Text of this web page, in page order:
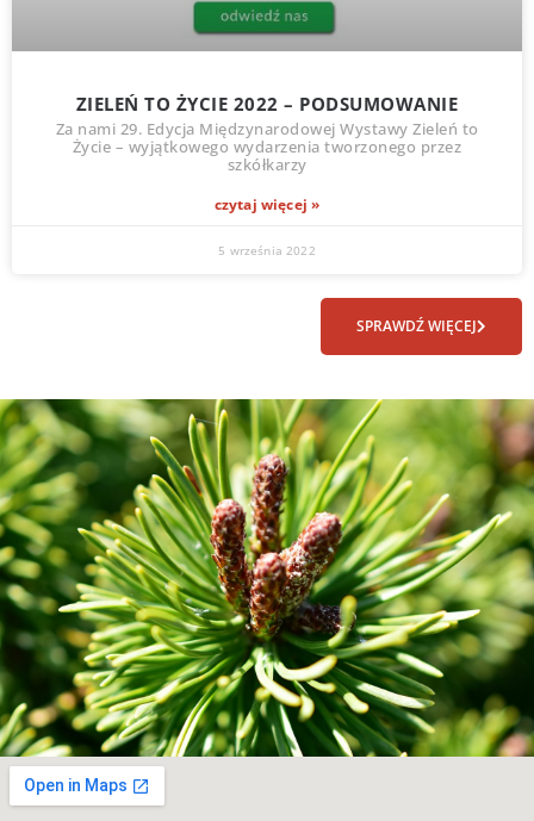
ZIELEŃ TO ŻYCIE 2022 – PODSUMOWANIE
Za nami 29. Edycja Międzynarodowej Wystawy Zieleń to
Życie – wyjątkowego wydarzenia tworzonego przez
szkółkarzy
czytaj więcej »
5 września 2022
SPRAWDŹ WIĘCEJ